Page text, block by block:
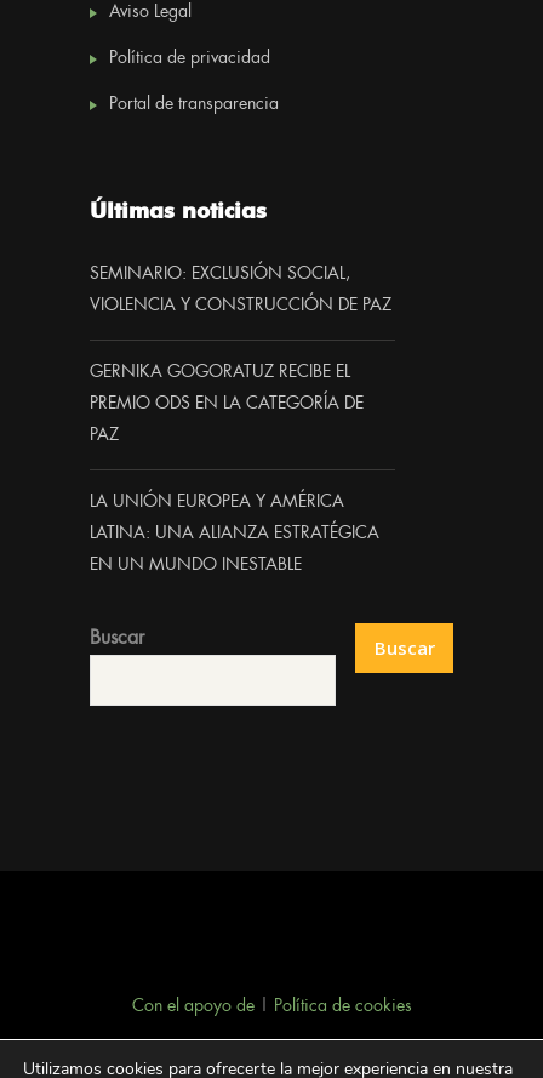
Aviso Legal
Política de privacidad
Portal de transparencia
Últimas noticias
SEMINARIO: EXCLUSIÓN SOCIAL,
VIOLENCIA Y CONSTRUCCIÓN DE PAZ
GERNIKA GOGORATUZ RECIBE EL
PREMIO ODS EN LA CATEGORÍA DE
PAZ
LA UNIÓN EUROPEA Y AMÉRICA
LATINA: UNA ALIANZA ESTRATÉGICA
EN UN MUNDO INESTABLE
Buscar Buscar
Con el apoyo de| Política de cookies
Utilizamos cookies para ofrecerte la mejor experiencia en nuestra